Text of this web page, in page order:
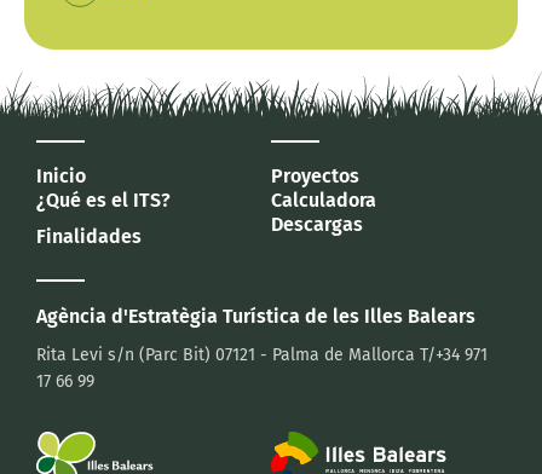
Agència d'Estratègia Turística de les Illes Balears
Rita Levi s/n (Parc Bit) 07121 - Palma de Mallorca T/+34 971
17 66 99
Inicio
¿Qué es el ITS?
Finalidades
Proyectos
Calculadora
Descargas